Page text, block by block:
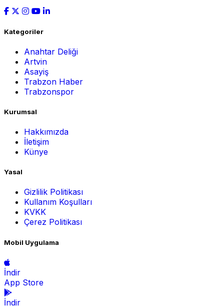
Kategoriler
Anahtar Deliği
Artvin
Asayiş
Trabzon Haber
Trabzonspor
Kurumsal
Hakkımızda
İletişim
Künye
Yasal
Gizlilik Politikası
Kullanım Koşulları
KVKK
Çerez Politikası
Mobil Uygulama
İndir
App Store
İndir